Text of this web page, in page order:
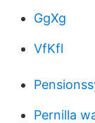
GgXg
VfKfl
Pernilla